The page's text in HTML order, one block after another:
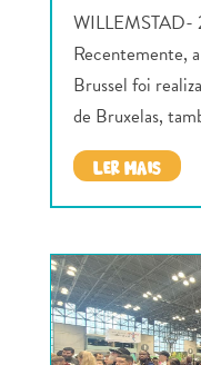
WILLEMSTAD-
Recentemente,
Brussel foi
de Bruxelas,
LER MAIS